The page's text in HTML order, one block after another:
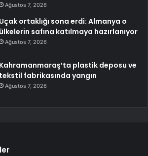
Ağustos 7, 2026
Uçak ortaklığı sona erdi: Almanya o
ülkelerin safına katılmaya hazırlanıyor
Ağustos 7, 2026
Kahramanmaraş’ta plastik deposu ve
tekstil fabrikasında yangın
Ağustos 7, 2026